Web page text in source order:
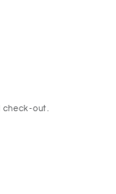
out.